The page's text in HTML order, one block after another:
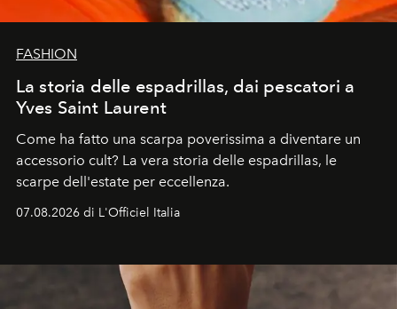
FASHION
La storia delle espadrillas, dai pescatori a
Yves Saint Laurent
Come ha fatto una scarpa poverissima a diventare un
accessorio cult? La vera storia delle espadrillas, le
scarpe dell'estate per eccellenza.
07.08.2026 di L'Officiel Italia